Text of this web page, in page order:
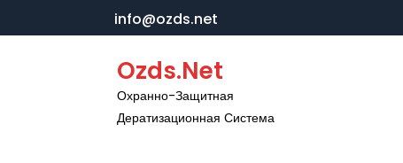
к
info@ozds.net
Ozds.net
Охранно-Защитная
Дератизационная Система